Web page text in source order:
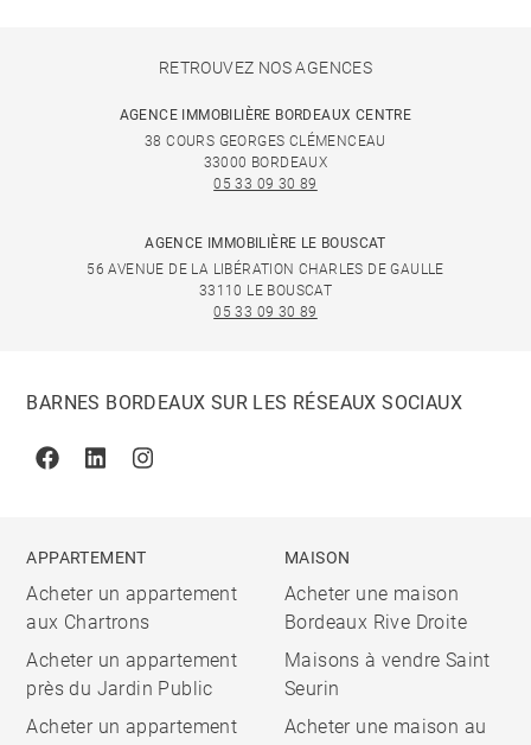
RETROUVEZ NOS AGENCES
AGENCE IMMOBILIÈRE BORDEAUX CENTRE
38 COURS GEORGES CLÉMENCEAU
33000 BORDEAUX
05 33 09 30 89
AGENCE IMMOBILIÈRE LE BOUSCAT
56 AVENUE DE LA LIBÉRATION CHARLES DE GAULLE
33110 LE BOUSCAT
05 33 09 30 89
BARNES BORDEAUX SUR LES RÉSEAUX SOCIAUX
FacebookLinkedinInstagram
APPARTEMENT
Acheter un appartement
aux Chartrons
Acheter un appartement
près du Jardin Public
Acheter un appartement
MAISON
Acheter une maison
Bordeaux Rive Droite
Maisons à vendre Saint
Seurin
Acheter une maison au